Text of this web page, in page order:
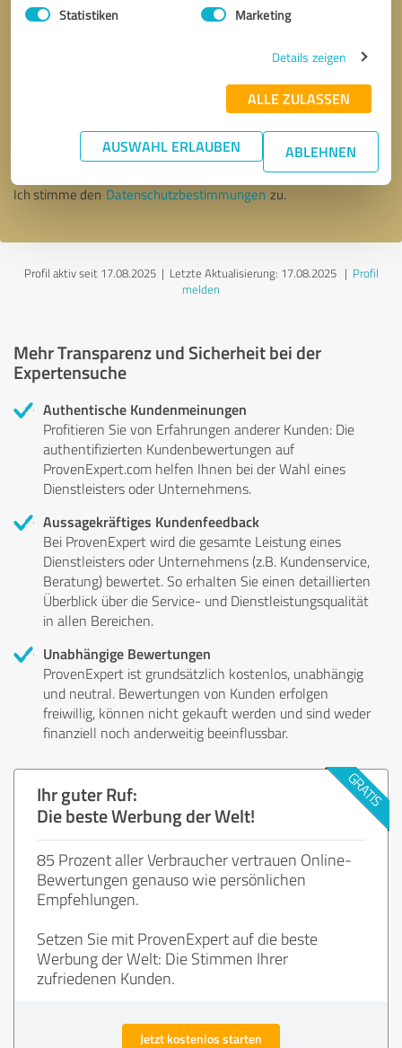
Statistiken Marketing
Details zeigen
ALLE ZULASSEN
AUSWAHL ERLAUBEN ABLEHNEN
* Erforderliche Angaben
Nachricht senden
Ich stimme den Datenschutzbestimmungen zu.
Profil aktiv seit 17.08.2025 | Letzte Aktualisierung: 17.08.2025| Profil
melden
Mehr Transparenz und Sicherheit bei der
Expertensuche
Authentische Kundenmeinungen
Profitieren Sie von Erfahrungen anderer Kunden: Die
authentifizierten Kundenbewertungen auf
ProvenExpert.com helfen Ihnen bei der Wahl eines
Dienstleisters oder Unternehmens.
Aussagekräftiges Kundenfeedback
Bei ProvenExpert wird die gesamte Leistung eines
Dienstleisters oder Unternehmens (z.B. Kundenservice,
Beratung) bewertet. So erhalten Sie einen detaillierten
Überblick über die Service- und Dienstleistungsqualität
in allen Bereichen.
Unabhängige Bewertungen
ProvenExpert ist grundsätzlich kostenlos, unabhängig
und neutral. Bewertungen von Kunden erfolgen
freiwillig, können nicht gekauft werden und sind weder
finanziell noch anderweitig beeinflussbar.
Ihr guter Ruf:
Die beste Werbung der Welt!
85 Prozent aller Verbraucher vertrauen Online-
Bewertungen genauso wie persönlichen
Empfehlungen.
Setzen Sie mit ProvenExpert auf die beste
Werbung der Welt: Die Stimmen Ihrer
zufriedenen Kunden.
Jetzt kostenlos starten